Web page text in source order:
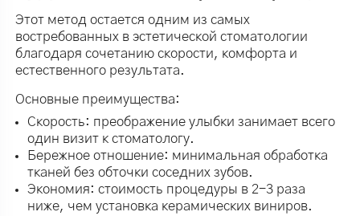
Этот метод остается одним из самых
востребованных в эстетической стоматологии
благодаря сочетанию скорости, комфорта и
естественного результата.
Основные преимущества:
Скорость: преображение улыбки занимает всего
один визит к стоматологу.
Бережное отношение: минимальная обработка
тканей без обточки соседних зубов.
Экономия: стоимость процедуры в 2-3 раза
ниже, чем установка керамических виниров.